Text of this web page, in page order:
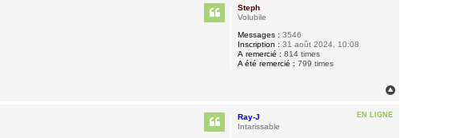
Steph
Volubile
Messages : 3546
Inscription : 31 août 2024, 10:08
A remercié : 814 times
A été remercié : 799 times
EN LIGNE
Ray-J
Intarissable